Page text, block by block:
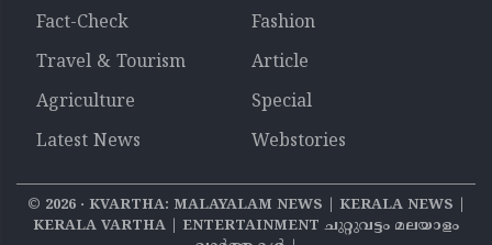
Fact-Check
Fashion
Travel & Tourism
Article
Agriculture
Special
Latest News
Webstories
© 2026‧ KVARTHA: MALAYALAM NEWS | KERALA NEWS |
KERALA VARTHA | ENTERTAINMENT ചുറ്റുവട്ടം മലയാളം